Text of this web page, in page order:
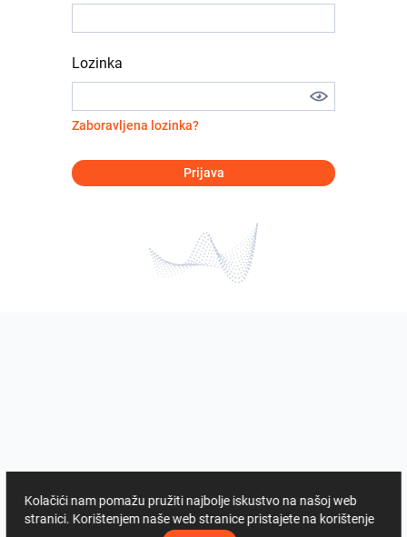
Lozinka
Zaboravljena lozinka?
Prijava
Kolačići nam pomažu pružiti najbolje iskustvo na našoj web
stranici. Korištenjem naše web stranice pristajete na korištenje